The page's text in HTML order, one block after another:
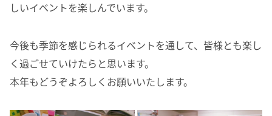
しいイベントを楽しんでいます。
今後も季節を感じられるイベントを通して、皆様とも楽し
く過ごせていけたらと思います。
本年もどうぞよろしくお願いいたします。